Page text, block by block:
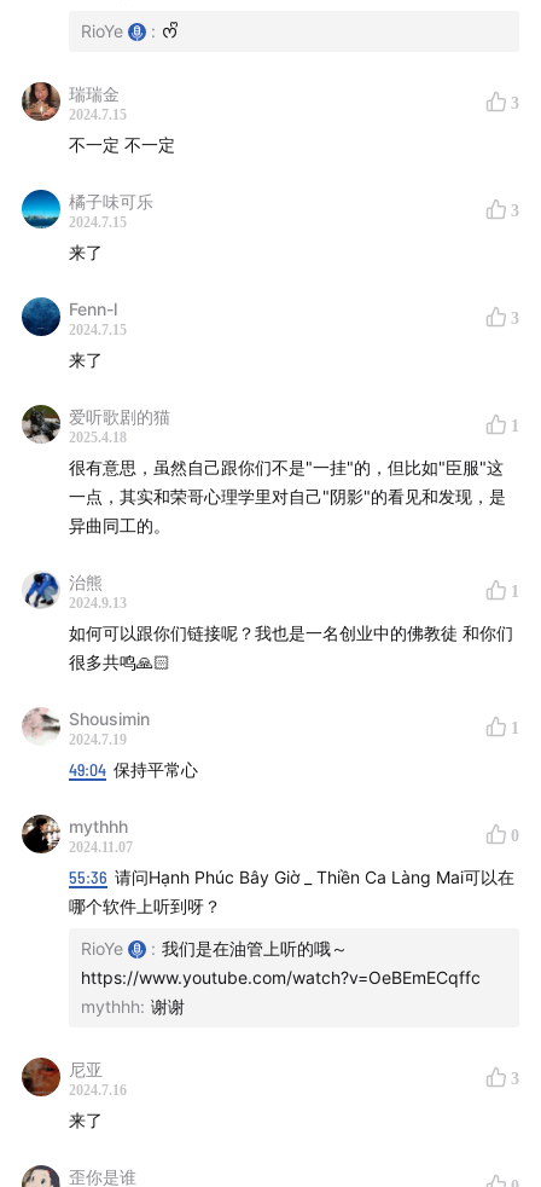
Làng Mai
播客封面：《海风吹乱了我的头发》by Cen
炑星迹音乐：
炑星迹音乐：推荐歌单
——
播客相关：
书籍 I 杨定一《我：弄错身份的个案》
炑星迹2.0 的公众号文章：
《Hi，你好，我是炑星迹。》
《炑星迹的品牌基因》
《我们手作的「根」是什么？》
《炑星迹的产品哲学》
MuFriends 计划（暂限100h+炑友）：
1 炑友人像：那些听了100h+的炑友都是些什么人？
2 炑友地图：炑友们的温暖小店
3 炑友推荐：炑友们给炑友们的推荐
☀️「 Rio 和 Cen 推荐你可以听
E163 丹津·巴默：为什么冥想以及如何冥想？
E160 有意识受苦：走出疗愈的循环
E156 恒河母 I Gangaji：停下来，在你的故事里醒来
E143 修行的外壳与本质
——
🎉 我们的分身：
产品空间：
RioYe : ᰔᩚ
瑞瑞金
2024.7.15
3
不一定 不一定
橘子味可乐
2024.7.15
3
来了
Fenn-l
2024.7.15
3
来了
爱听歌剧的猫
2025.4.18
1
很有意思，虽然自己跟你们不是"一挂"的，但比如"臣服"这
一点，其实和荣哥心理学里对自己"阴影"的看见和发现，是
异曲同工的。
治熊
2024.9.13
1
如何可以跟你们链接呢？我也是一名创业中的佛教徒 和你们
很多共鸣🙏🏻
Shousimin
2024.7.19
1
49:04 保持平常心
mythhh
2024.11.07
0
55:36 请问Hạnh Phúc Bây Giờ _ Thiền Ca Làng Mai可以在
哪个软件上听到呀？
RioYe : 我们是在油管上听的哦～
https://www.youtube.com/watch?v=OeBEmECqffc
mythhh: 谢谢
尼亚
2024.7.16
3
来了
歪你是谁